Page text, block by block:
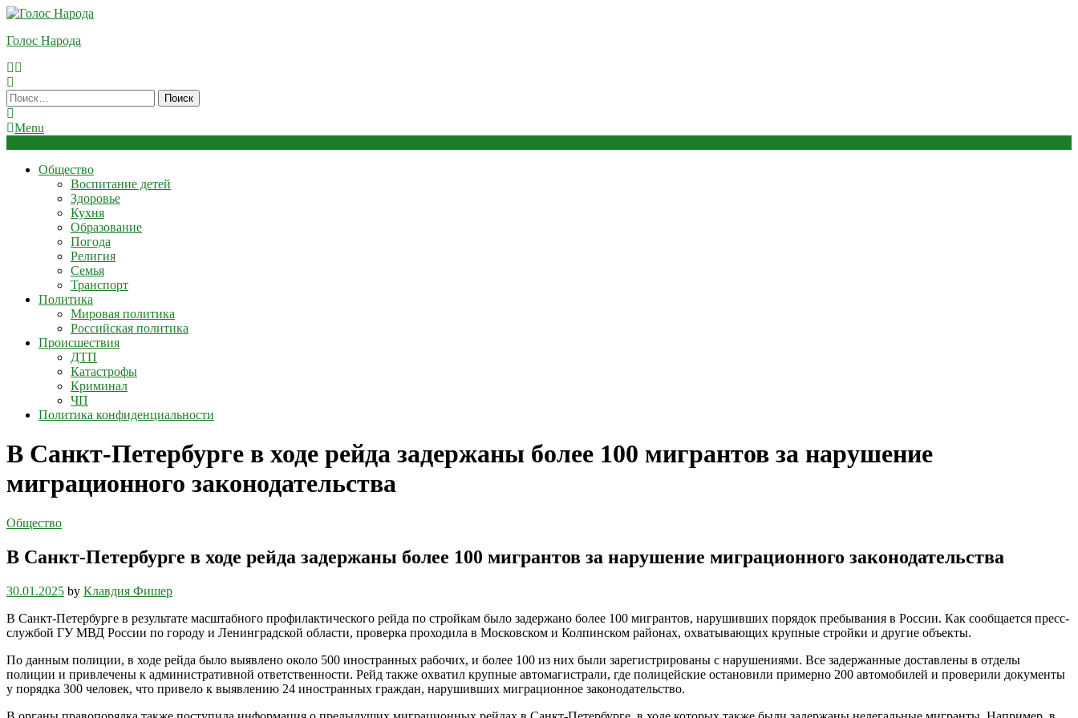
Skip
Content
Голос Народа
Найти:
Menu
Общество
Воспитание детей
Здоровье
Кухня
Образование
Погода
Религия
Семья
Транспорт
Политика
Мировая политика
Российская политика
Происшествия
ДТП
Катастрофы
Криминал
ЧП
Политика конфиденциальности
В Санкт-Петербурге в ходе рейда задержаны более 100 мигрантов за нарушение
миграционного законодательства
Общество
В Санкт-Петербурге в ходе рейда задержаны более 100 мигрантов за нарушение миграционного законодательства
30.01.2025 by Клавдия Фишер
В Санкт-Петербурге в результате масштабного профилактического рейда по стройкам было задержано более 100 мигрантов, нарушивших порядок пребывания в России. Как сообщается пресс-
службой ГУ МВД России по городу и Ленинградской области, проверка проходила в Московском и Колпинском районах, охватывающих крупные стройки и другие объекты.
По данным полиции, в ходе рейда было выявлено около 500 иностранных рабочих, и более 100 из них были зарегистрированы с нарушениями. Все задержанные доставлены в отделы
полиции и привлечены к административной ответственности. Рейд также охватил крупные автомагистрали, где полицейские остановили примерно 200 автомобилей и проверили документы
у порядка 300 человек, что привело к выявлению 24 иностранных граждан, нарушивших миграционное законодательство.